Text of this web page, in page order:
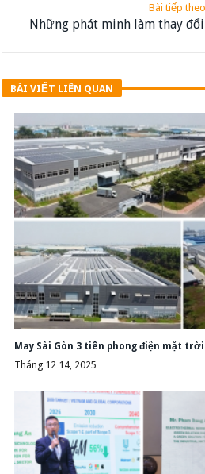
Bài tiếp theo
Những phát minh làm thay
BÀI VIẾT LIÊN QUAN
May Sài Gòn 3 tiên phong điện mặt trời
Tháng 12 14, 2025